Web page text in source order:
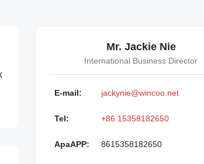
Mr. Jackie Nie
International Business Director
E-mail: jackynie@wincoo.net
Tel: +86 15358182650
ApaAPP: 8615358182650